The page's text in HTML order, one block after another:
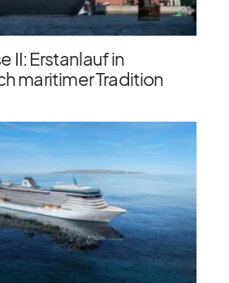
II: Erstanlauf in
maritimer Tradition